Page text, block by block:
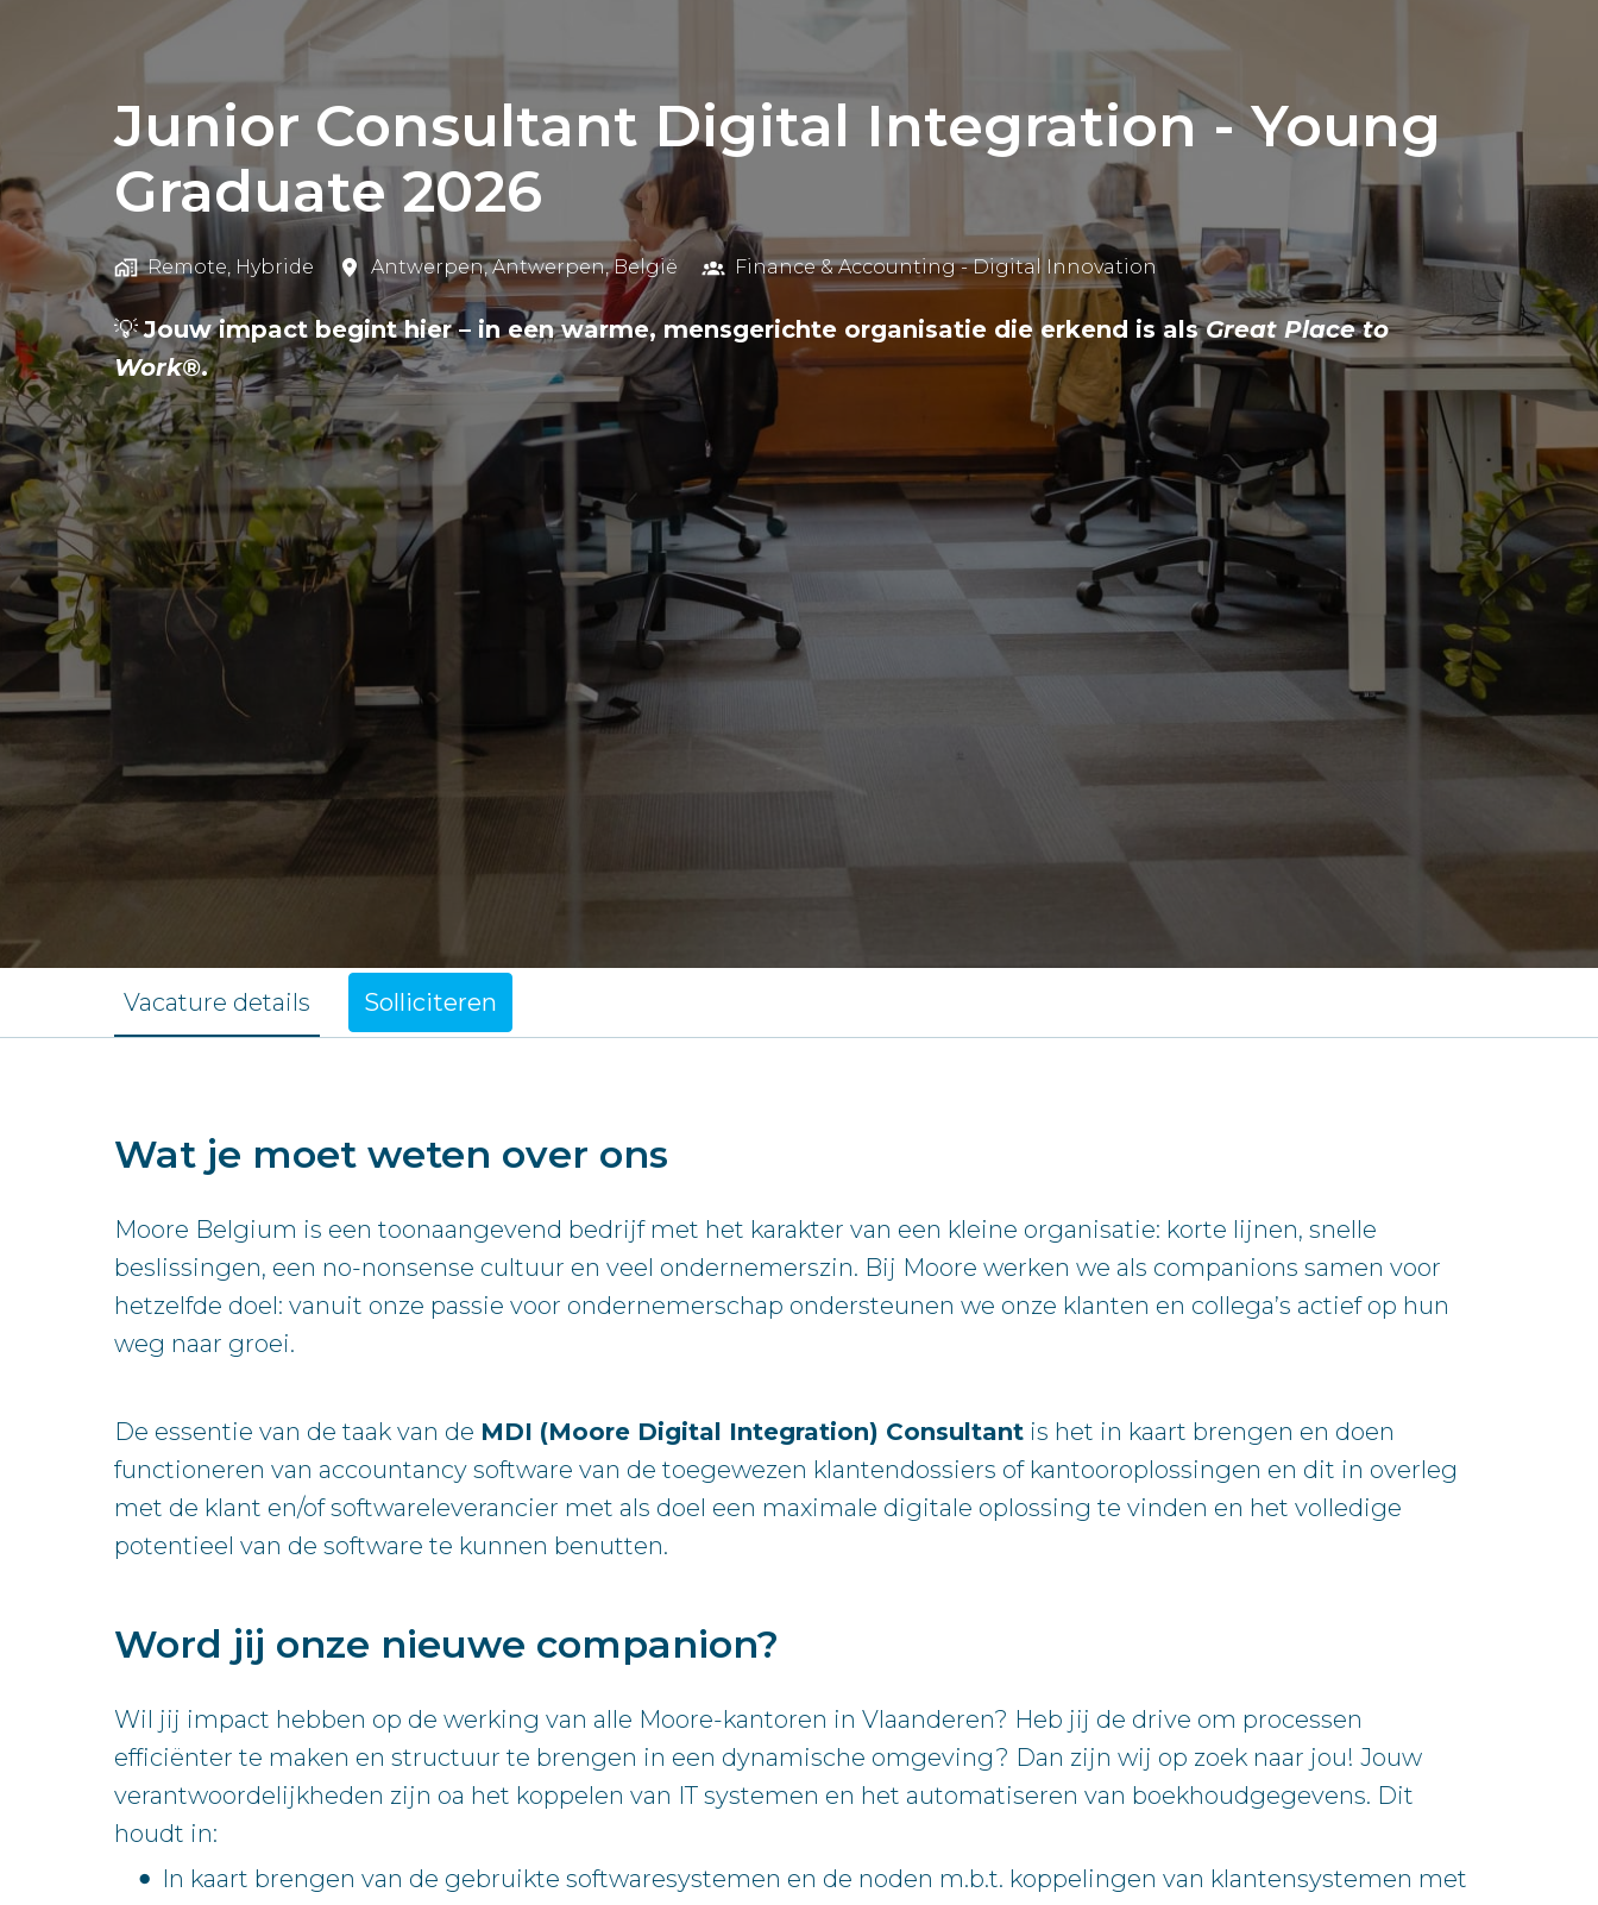
Junior Consultant Digital Integration - Young
Graduate 2026
Remote, Hybride Antwerpen, Antwerpen, België Finance & Accounting - Digital Innovation
💡Jouw impact begint hier – in een warme, mensgerichte organisatie die erkend is alsGreat Place to
Work®.
Vacature details Solliciteren
Wat je moet weten over ons
Moore Belgium is een toonaangevend bedrijf met het karakter van een kleine organisatie: korte lijnen, snelle
beslissingen, een no-nonsense cultuur en veel ondernemerszin. Bij Moore werken we als companions samen voor
hetzelfde doel: vanuit onze passie voor ondernemerschap ondersteunen we onze klanten en collega’s actief op hun
weg naar groei.
De essentie van de taak van de MDI (Moore Digital Integration) Consultant is het in kaart brengen en doen
functioneren van accountancy software van de toegewezen klantendossiers of kantooroplossingen en dit in overleg
met de klant en/of softwareleverancier met als doel een maximale digitale oplossing te vinden en het volledige
potentieel van de software te kunnen benutten.
Word jij onze nieuwe companion?
Wil jij impact hebben op de werking van alle Moore-kantoren in Vlaanderen? Heb jij de drive om processen
efficiënter te maken en structuur te brengen in een dynamische omgeving? Dan zijn wij op zoek naar jou! Jouw
verantwoordelijkheden zijn oa het koppelen van IT systemen en het automatiseren van boekhoudgegevens. Dit
houdt in:
In kaart brengen van de gebruikte softwaresystemen en de noden m.b.t. koppelingen van klantensystemen met